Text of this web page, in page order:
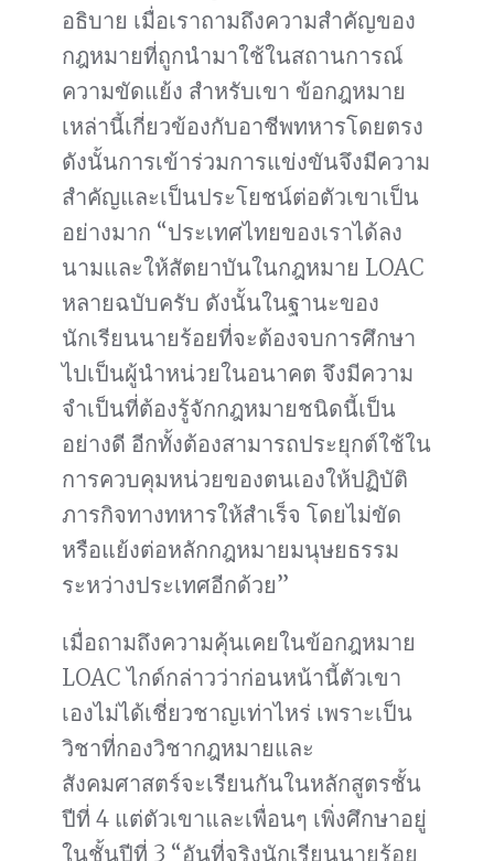
อธิบาย เมื่อเราถามถึงความสำคัญของ
กฎหมายที่ถูกนำมาใช้ในสถานการณ์
ความขัดแย้ง สำหรับเขา ข้อกฎหมาย
เหล่านี้เกี่ยวข้องกับอาชีพทหารโดยตรง
ดังนั้นการเข้าร่วมการแข่งขันจึงมีความ
สำคัญและเป็นประโยชน์ต่อตัวเขาเป็น
อย่างมาก “ประเทศไทยของเราได้ลง
นามและให้สัตยาบันในกฎหมาย LOAC
หลายฉบับครับ ดังนั้นในฐานะของ
นักเรียนนายร้อยที่จะต้องจบการศึกษา
ไปเป็นผู้นำหน่วยในอนาคต จึงมีความ
จำเป็นที่ต้องรู้จักกฎหมายชนิดนี้เป็น
อย่างดี อีกทั้งต้องสามารถประยุกต์ใช้ใน
การควบคุมหน่วยของตนเองให้ปฏิบัติ
ภารกิจทางทหารให้สำเร็จ โดยไม่ขัด
หรือแย้งต่อหลักกฎหมายมนุษยธรรม
ระหว่างประเทศอีกด้วย”
เมื่อถามถึงความคุ้นเคยในข้อกฎหมาย
LOAC ไกด์กล่าวว่าก่อนหน้านี้ตัวเขา
เองไม่ได้เชี่ยวชาญเท่าไหร่ เพราะเป็น
วิชาที่กองวิชากฎหมายและ
สังคมศาสตร์จะเรียนกันในหลักสูตรชั้น
ปีที่ 4 แต่ตัวเขาและเพื่อนๆ เพิ่งศึกษาอยู่
ในชั้นปีที่ 3 “อันที่จริงนักเรียนนายร้อย